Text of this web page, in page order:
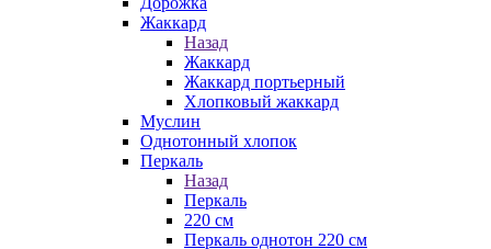
Жаккард
Назад
Жаккард
Жаккард портьерный
Хлопковый жаккард
Муслин
Однотонный хлопок
Перкаль
Назад
Перкаль
220 см
Перкаль однотон 220 см